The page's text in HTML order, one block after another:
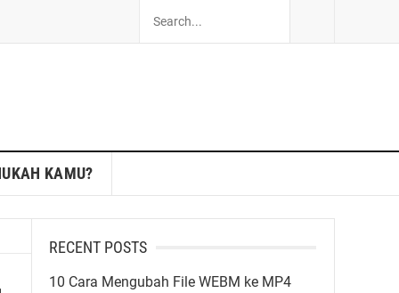
KAMU?
RECENT POSTS
10 Cara Mengubah File WEBM ke MP4